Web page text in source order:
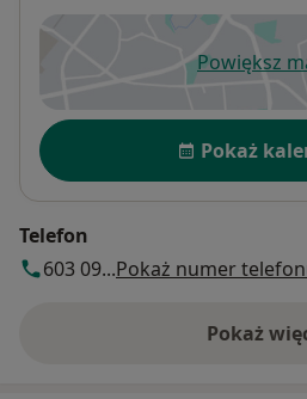
Powiększ
Dostępność
Pokaż
Telefon
603 09...Pokaż numer
Pokażo